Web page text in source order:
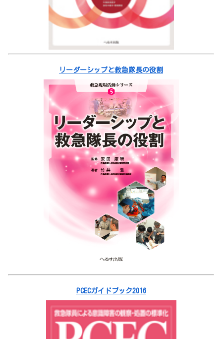
リーダーシップと救急隊長の役割
PCECガイドブック2016